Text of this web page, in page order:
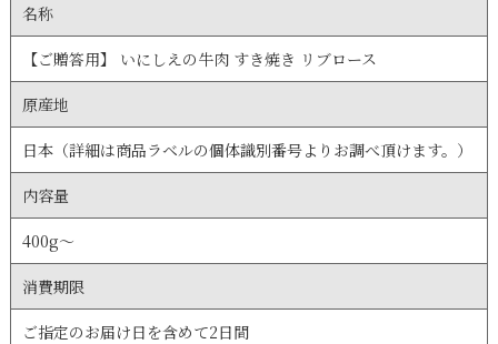
名称
【ご贈答用】 いにしえの牛肉 すき焼き リブロース
原産地
日本（詳細は商品ラベルの個体識別番号よりお調べ頂けます。）
内容量
400g～
消費期限
ご指定のお届け日を含めて2日間